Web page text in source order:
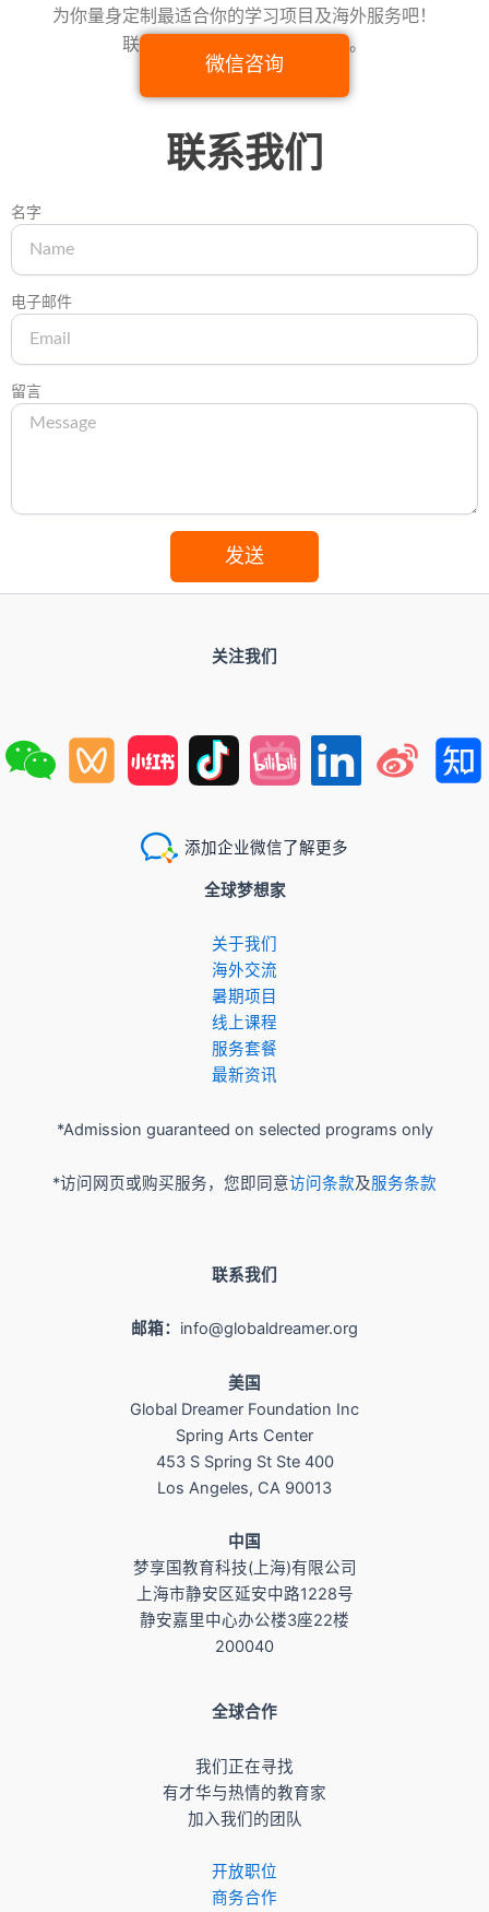
为你量身定制最适合你的学习项目及海外服务吧！
联系顾问老师，获取项目介绍。
微信咨询
联系我们
名字
电子邮件
留言
发送
关注我们
添加企业微信了解更多
全球梦想家
关于我们
​海外交流
暑期项目
​线上课程
服务套餐
最新资讯
*Admission guaranteed on selected programs only
*访问网页或购买服务，您即同意访问条款及服务条款
联系我们
邮箱： info@globaldreamer.org
美国
Global Dreamer Foundation Inc
Spring Arts Center
453 S Spring St Ste 400
Los Angeles, CA 90013
​中国
梦享国教育科技(上海)有限公司
上海市静安区延安中路1228号
静安嘉里中心办公楼3座22楼
200040
全球合作
我们正在寻找
有才华与热情的教育家
加入我们的团队
开放职位
商务合作